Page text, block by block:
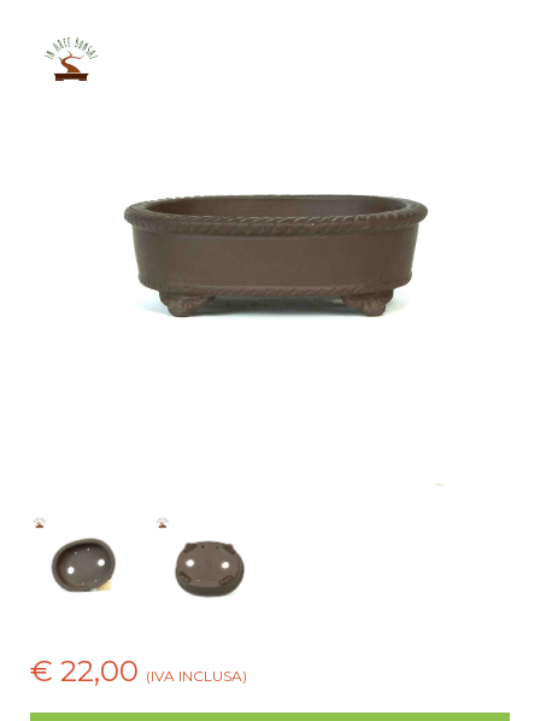
€ 22,00 (IVA INCLUSA)